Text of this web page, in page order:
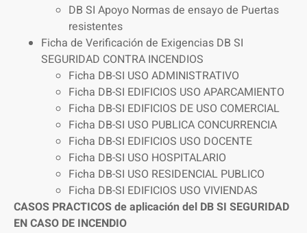
DB SI Apoyo Normas de ensayo de Puertas
resistentes
Ficha de Verificación de Exigencias DB SI
SEGURIDAD CONTRA INCENDIOS
Ficha DB-SI USO ADMINISTRATIVO
Ficha DB-SI EDIFICIOS USO APARCAMIENTO
Ficha DB-SI EDIFICIOS DE USO COMERCIAL
Ficha DB-SI USO PUBLICA CONCURRENCIA
Ficha DB-SI EDIFICIOS USO DOCENTE
Ficha DB-SI USO HOSPITALARIO
Ficha DB-SI USO RESIDENCIAL PUBLICO
Ficha DB-SI EDIFICIOS USO VIVIENDAS
CASOS PRACTICOS de aplicación del DB SI SEGURIDAD
EN CASO DE INCENDIO